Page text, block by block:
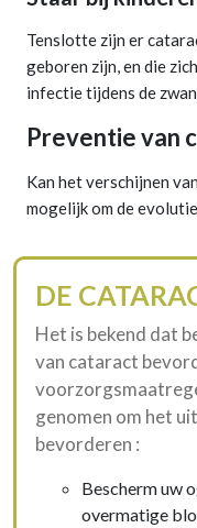
Tenslotte zijn er
geboren zijn, en die
infectie tijdens de
Preventie van
Kan het verschijnen
mogelijk om de
DE
Het is bekend dat
van cataract
genomen om het
bevorderen :
Bescherm uw
overmatige